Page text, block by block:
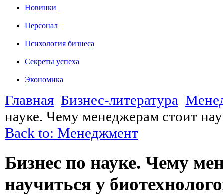
Новинки
Персонал
Психология бизнеса
Секреты успеха
Экономика
Главная Бизнес-литература
науке. Чему менеджерам стоит
Back to: Менеджмент
Бизнес по науке. Чему
научиться у